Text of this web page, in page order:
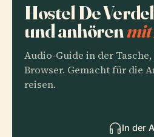
Hostel De
und anhören
Audio-Guide in der
Browser. Gemacht für die
reisen.
In der